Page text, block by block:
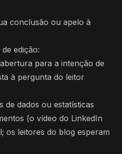
conclusão ou apelo à
edição:
para a intenção de
à pergunta do leitor
de dados ou estatísticas
(o vídeo do LinkedIn
os leitores do blog esperam